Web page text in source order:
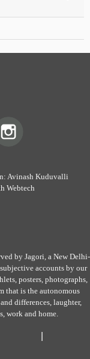
Avinash Kuduvalli
Webtech
by Jagori, a New Delhi-
accounts by our
posters, photographs,
that is the autonomous
differences, laughter,
work and home.